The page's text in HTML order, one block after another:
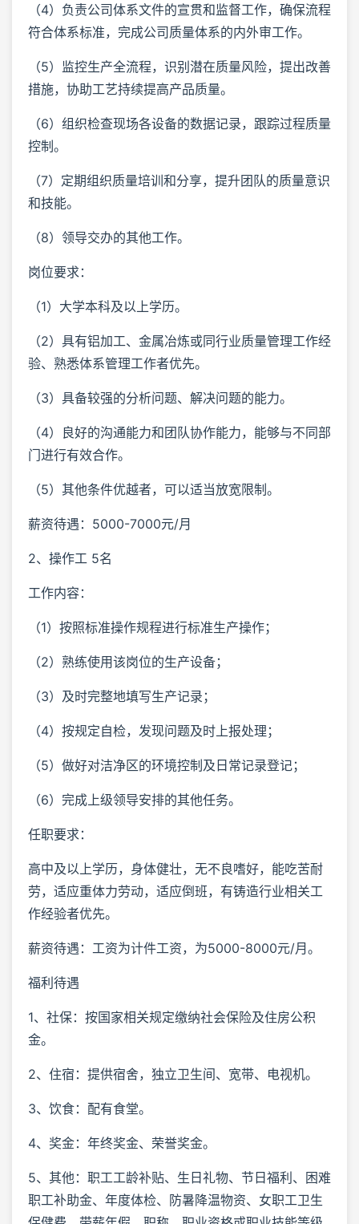
（4）负责公司体系文件的宣贯和监督工作，确保流程
符合体系标准，完成公司质量体系的内外审工作。
（5）监控生产全流程，识别潜在质量风险，提出改善
措施，协助工艺持续提高产品质量。
（6）组织检查现场各设备的数据记录，跟踪过程质量
控制。
（7）定期组织质量培训和分享，提升团队的质量意识
和技能。
（8）领导交办的其他工作。
岗位要求：
（1）大学本科及以上学历。
（2）具有铝加工、金属冶炼或同行业质量管理工作经
验、熟悉体系管理工作者优先。
（3）具备较强的分析问题、解决问题的能力。
（4）良好的沟通能力和团队协作能力，能够与不同部
门进行有效合作。
（5）其他条件优越者，可以适当放宽限制。
薪资待遇：5000-7000元/月
2、操作工 5名
工作内容：
（1）按照标准操作规程进行标准生产操作；
（2）熟练使用该岗位的生产设备；
（3）及时完整地填写生产记录；
（4）按规定自检，发现问题及时上报处理；
（5）做好对洁净区的环境控制及日常记录登记；
（6）完成上级领导安排的其他任务。
任职要求：
高中及以上学历，身体健壮，无不良嗜好，能吃苦耐
劳，适应重体力劳动，适应倒班，有铸造行业相关工
作经验者优先。
薪资待遇：工资为计件工资，为5000-8000元/月。
福利待遇
1、社保：按国家相关规定缴纳社会保险及住房公积
金。
2、住宿：提供宿舍，独立卫生间、宽带、电视机。
3、饮食：配有食堂。
4、奖金：年终奖金、荣誉奖金。
5、其他：职工工龄补贴、生日礼物、节日福利、困难
职工补助金、年度体检、防暑降温物资、女职工卫生